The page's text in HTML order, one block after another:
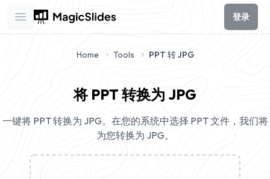
Open main menu
登录
Home Tools PPT 转 JPG
将 PPT 转换为 JPG
一键将 PPT 转换为 JPG。在您的系统中选择 PPT 文件，我们将
为您转换为 JPG。